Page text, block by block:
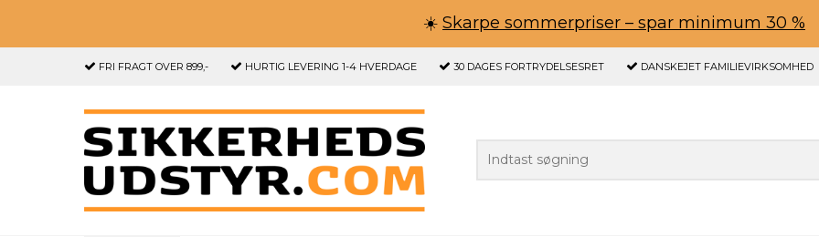
☀️ Skarpe sommerpriser – spar minimum 30 %
FRI FRAGT OVER 899,- HURTIG LEVERING 1-4 HVERDAGE 30 DAGES FORTRYDELSESRET DANSKEJET FAMILIEVIRKSOMHED